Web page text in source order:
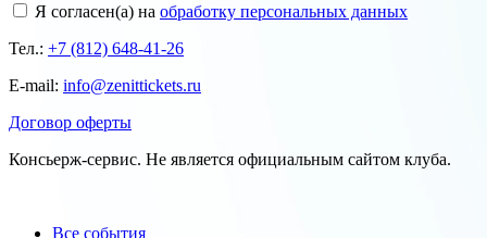
Я согласен(а) на обработку персональных данных
Тел.: +7 (812) 648-41-26
E-mail: info@zenittickets.ru
Договор оферты
Консьерж-сервис. Не является официальным сайтом клуба.
Все события